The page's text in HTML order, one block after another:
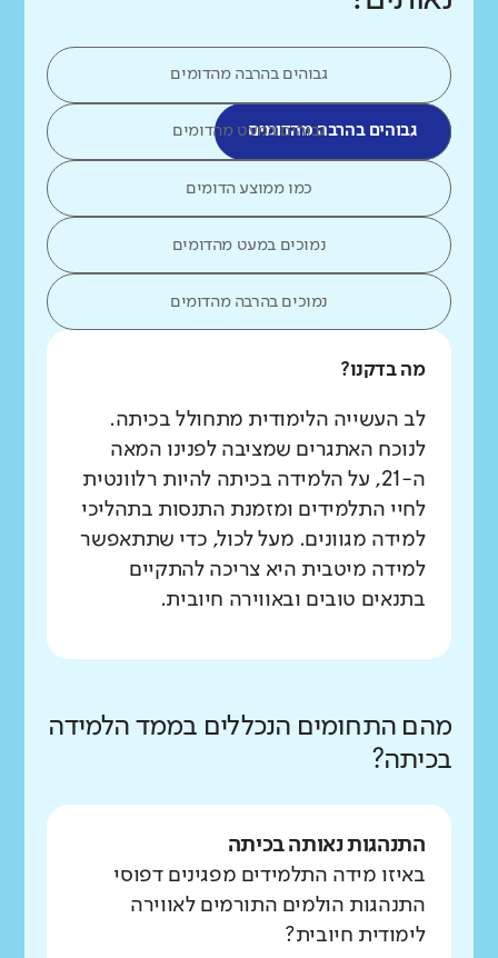
גבוהים בהרבה מהדומים
גבוהים בהרבה מהדומיםגבוהים במעט מהדומים
כמו ממוצע הדומים
נמוכים במעט מהדומים
נמוכים בהרבה מהדומים
מה בדקנו?
לב העשייה הלימודית מתחולל בכיתה.
לנוכח האתגרים שמציבה לפנינו המאה
ה-21, על הלמידה בכיתה להיות רלוונטית
לחיי התלמידים ומזמנת התנסות בתהליכי
למידה מגוונים. מעל לכול, כדי שתתאפשר
למידה מיטבית היא צריכה להתקיים
בתנאים טובים ובאווירה חיובית.
מהם התחומים הנכללים בממד הלמידה
בכיתה?
התנהגות נאותה בכיתה
באיזו מידה התלמידים מפגינים דפוסי
התנהגות הולמים התורמים לאווירה
לימודית חיובית?